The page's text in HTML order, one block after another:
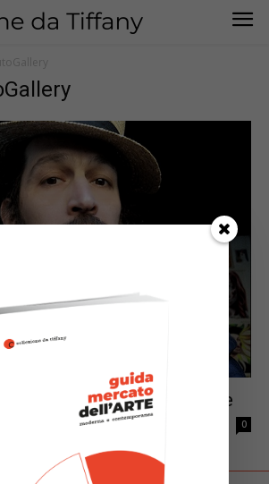
rappresenta Luigi Presicce
Giugno 30, 2023 0